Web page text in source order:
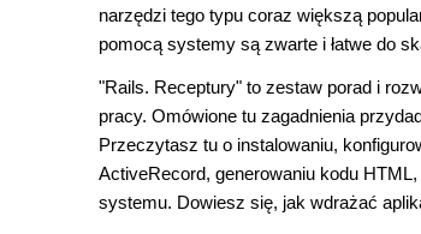
narzędzi tego typu coraz większą
pomocą systemy są zwarte i łatwe do
"Rails. Receptury" to zestaw porad i
pracy. Omówione tu zagadnienia
Przeczytasz tu o instalowaniu,
ActiveRecord, generowaniu kodu
systemu. Dowiesz się, jak wdrażać